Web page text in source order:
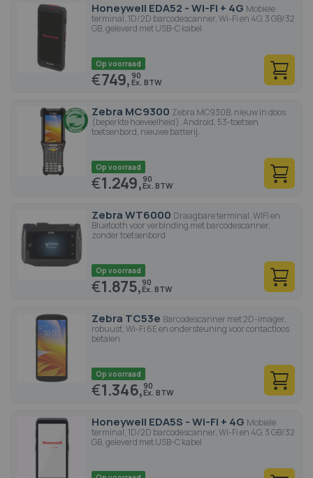
Honeywell EDA52 - Wi-Fi + 4G Mobiele
terminal, 1D/2D barcodescanner, Wi-Fi en 4G, 3 GB/32
GB, geleverd met USB-C kabel
Op voorraad
€749, 90
Zebra MC9300 Zebra MC930B, nieuw in doos
(beperkte hoeveelheid). Android, 53-toetsen
toetsenbord, nieuwe batterij.
Op voorraad
€1.249,90
Zebra WT6000 Draagbare terminal, WIFI en
Bluetooth voor verbinding met barcodescanner,
zonder toetsenbord
Op voorraad
€1.875,90
Zebra TC53e Barcodescanner met 2D-imager,
robuust, Wi-Fi 6E en ondersteuning voor contactloos
betalen
Op voorraad
€1.346,90
Honeywell EDA5S - Wi-Fi + 4G Mobiele
terminal, 1D/2D barcodescanner, Wi-Fi en 4G, 3 GB/32
GB, geleverd met USB-C kabel